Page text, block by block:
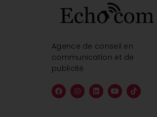
Agence de conseil en
communication et de
publicité